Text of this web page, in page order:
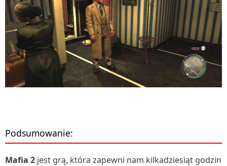
Podsumowanie:
Mafia 2 jest grą, która zapewni nam kilkadziesiąt godzin